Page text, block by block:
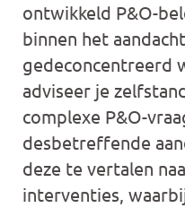
ontwikkeld P&O-
binnen het
gedeconcentreerd
adviseer je
complexe P&O-
desbetreffende
deze te vertalen
interventies,